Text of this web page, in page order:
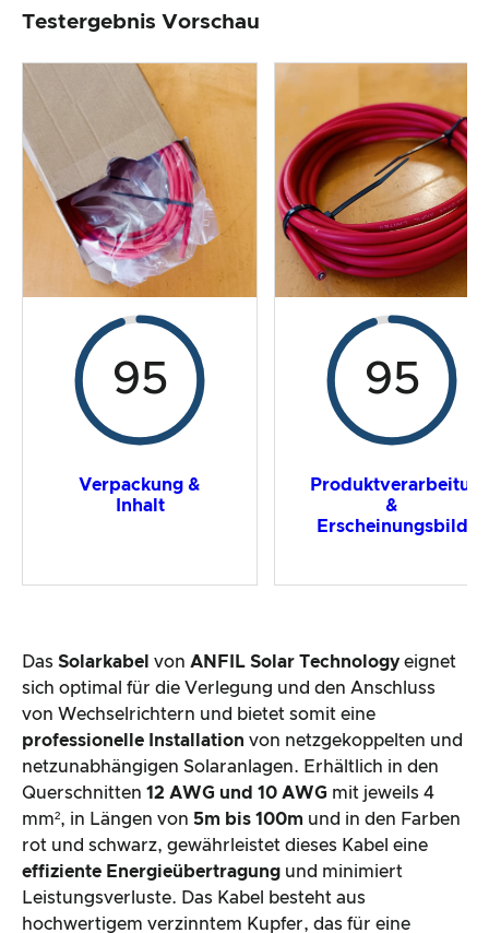
Testergebnis Vorschau
95
Verpackung &
Inhalt
95
&
Erscheinungsbild
Das Solarkabel von ANFIL Solar Technology eignet
sich optimal für die Verlegung und den Anschluss
von Wechselrichtern und bietet somit eine
professionelle Installation von netzgekoppelten und
netzunabhängigen Solaranlagen. Erhältlich in den
Querschnitten 12 AWG und 10 AWG mit jeweils 4
mm², in Längen von 5m bis 100m und in den Farben
rot und schwarz, gewährleistet dieses Kabel eine
effiziente Energieübertragung und minimiert
Leistungsverluste. Das Kabel besteht aus
hochwertigem verzinntem Kupfer, das für eine